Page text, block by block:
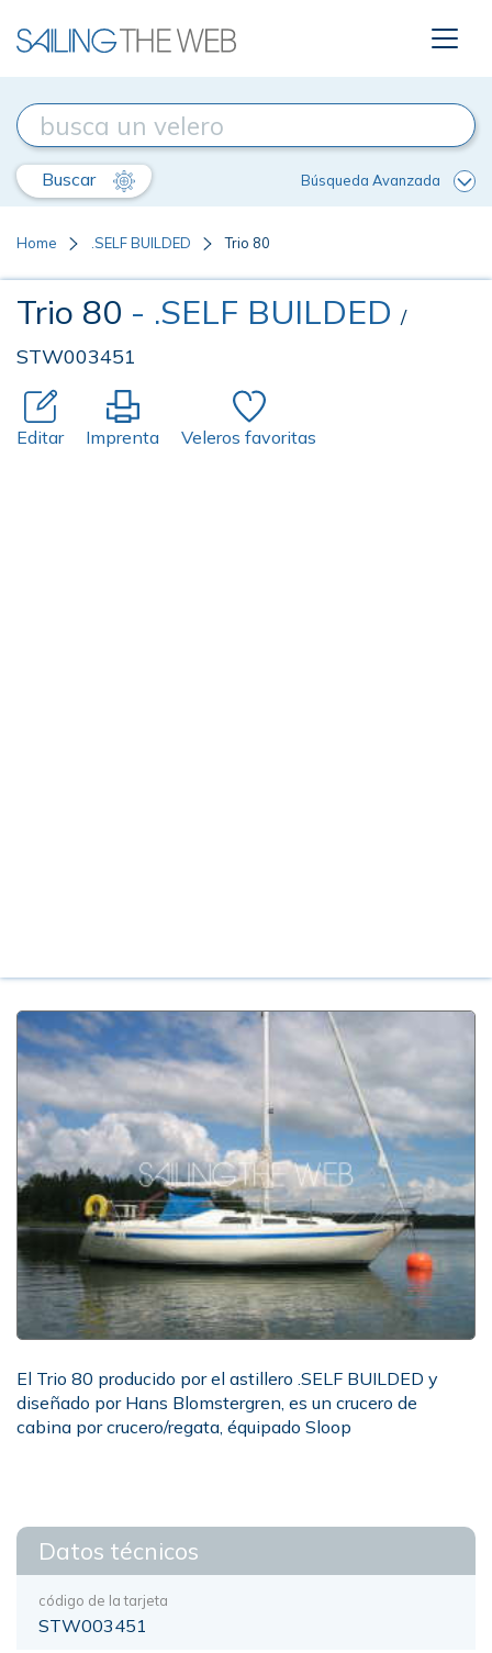
Buscar Búsqueda Avanzada
Home .SELF BUILDED Trio 80
Trio 80 - .SELF BUILDED /
STW003451
Editar Imprenta Veleros favoritas
El Trio 80 producido por el astillero .SELF BUILDED y
diseñado por Hans Blomstergren, es un crucero de
cabina por crucero/regata, équipado Sloop
Datos técnicos
código de la tarjeta
STW003451